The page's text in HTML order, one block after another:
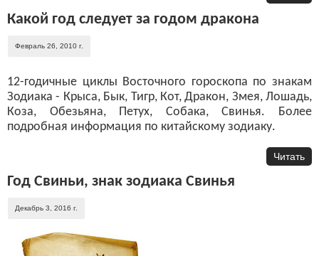
Какой год следует за годом дракона
Февраль 26, 2010 г.
12-годичные циклы Восточного гороскопа по знакам
Зодиака - Крыса, Бык, Тигр, Кот, Дракон, Змея, Лошадь,
Коза, Обезьяна, Петух, Собака, Свинья. Более
подробная информация по китайскому зодиаку.
Читать
Год Свиньи, знак зодиака Свинья
Декабрь 3, 2016 г.